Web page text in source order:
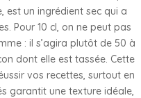
est un ingrédient sec qui a
Pour 10 cl, on ne peut pas
: il s’agira plutôt de 50 à
dont elle est tassée. Cette
vos recettes, surtout en
garantit une texture idéale,